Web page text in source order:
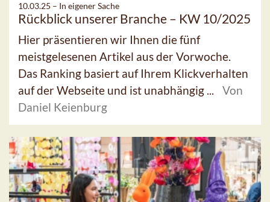
10.03.25 – In eigener Sache
Rückblick unserer Branche – KW 10/2025
Hier präsentieren wir Ihnen die fünf
meistgelesenen Artikel aus der Vorwoche.
Das Ranking basiert auf Ihrem Klickverhalten
auf der Webseite und ist unabhängig ...
Von
Daniel Keienburg